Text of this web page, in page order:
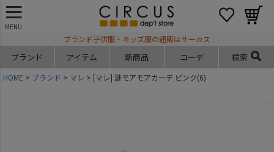
MENU
ブランド子供服・キッズ服の通販はサーカス
ブランド アイテム 新商品 コーデ 検索
HOME ブランド マレ [マレ] 謎モアモアカーデ ピンク(6)